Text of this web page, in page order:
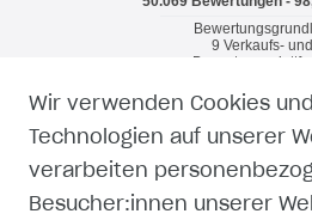
RECHTLICHES
WIDERRUFSRECHT
Wir verwenden Cookies
Technologien auf unserer
verarbeiten
Besucher:innen unserer